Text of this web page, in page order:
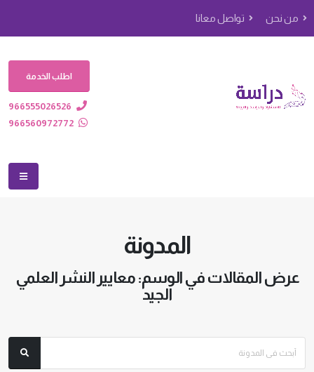
من نحن تواصل معانا
اطلب الخدمة
966555026526
966560972772
المدونة
عرض المقالات في الوسم: معايير النشر العلمي
الجيد